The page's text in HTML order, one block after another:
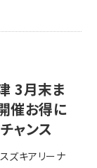
3月末ま
催お得に
ャンス
ズキアリーナ